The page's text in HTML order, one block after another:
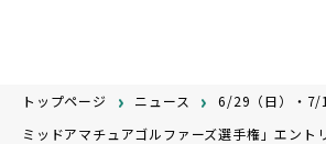
トップページ ニュース
6/29（日）・7/
ミッドアマチュアゴルファーズ選手権」エント